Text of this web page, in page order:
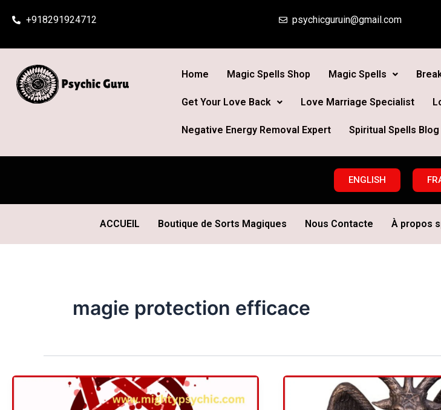
+918291924712 psychicguruin@gmail.com
Home Magic Spells Shop Magic Spells
Get Your Love Back Love Marriage Specialist
Negative Energy Removal Expert Spiritual Spells Blog
ENGLISH
ACCUEIL Boutique de Sorts Magiques Nous Contacte À propos
magie protection efficace